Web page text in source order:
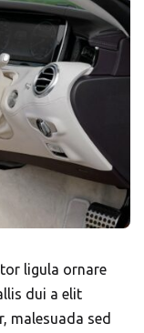
ligula ornare
dui a elit
malesuada sed